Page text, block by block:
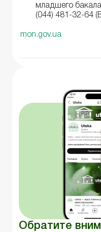
младшего
(044) 481-32-64
mon.gov.ua
Обратите